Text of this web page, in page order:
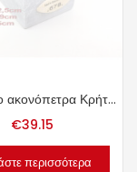
Λαδάκονο ακονόπετρα Κρήτης 1.45kg.
€39.15
περισσότερα